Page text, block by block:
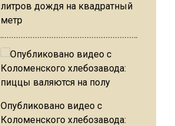
литров дождя на квадратный
метр
Опубликовано видео с
Коломенского хлебозавода: